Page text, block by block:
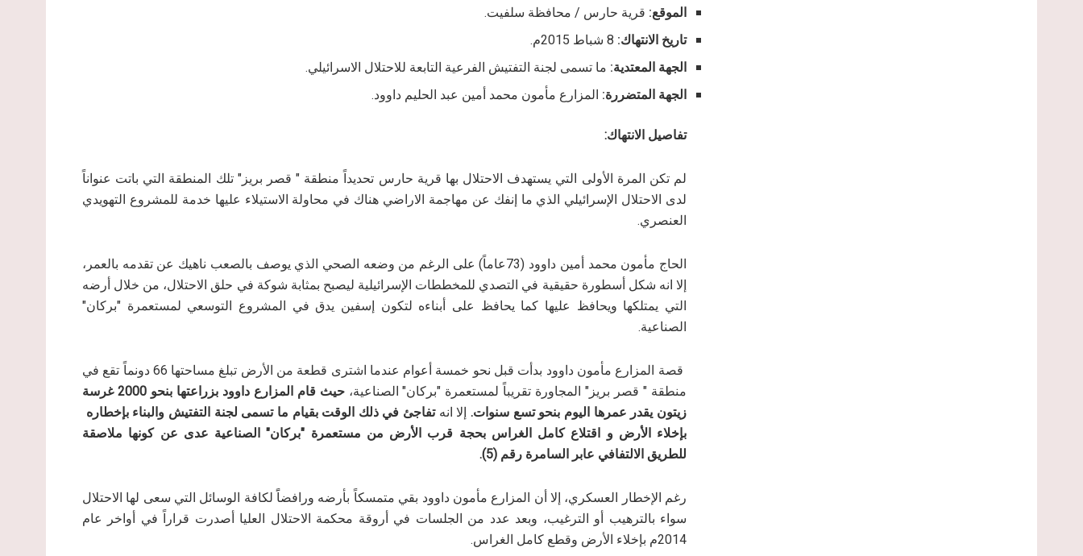
الموقع: قرية حارس / محافظة سلفيت.
تاريخ الانتهاك:
الجهة المعتدية: ما تسمى لجنة التفتيش الفرعية التابعة للاحتلال الاسرائيلي.
الجهة المتضررة: المزارع مأمون محمد أمين عبد الحليم داوود.
تفاصيل الانتهاك:
لم تكن المرة الأولى التي يستهدف الاحتلال بها قرية حارس تحديداً منطقة " قصر بريز" تلك المنطقة التي باتت عنواناً
لدى الاحتلال الإسرائيلي الذي ما إنفك عن مهاجمة الاراضي هناك في محاولة الاستيلاء عليها خدمة للمشروع التهويدي
العنصري.
الحاج مأمون محمد أمين داوود (73عاماً) على الرغم من وضعه الصحي الذي يوصف بالصعب ناهيك عن تقدمه بالعمر،
إلا انه شكل أسطورة حقيقية في التصدي للمخططات الإسرائيلية ليصبح بمثابة شوكة في حلق الاحتلال، من خلال أرضه
التي يمتلكها ويحافظ عليها كما يحافظ على أبناءه لتكون إسفين يدق في المشروع التوسعي لمستعمرة "بركان"
الصناعية.
قصة المزارع مأمون داوود بدأت قبل نحو خمسة أعوام عندما اشترى قطعة من الأرض تبلغ مساحتها 66 دونماً تقع في
منطقة " قصر بريز" المجاورة تقريباً لمستعمرة "بركان" الصناعية،
حيث قام المزارع داوود بزراعتها بنحو 2000 غرسة
زيتون يقدر عمرها اليوم بنحو تسع سنوات. إلا انهتفاجئ في ذلك الوقت بقيام ما تسمى لجنة التفتيش والبناء بإخطاره
بإخلاء الأرض و اقتلاع كامل الغراس بحجة قرب الأرض من مستعمرة "بركان" الصناعية عدى عن كونها ملاصقة
للطريق الالتفافي عابر السامرة رقم (5).
رغم الإخطار العسكري، إلا أن المزارع مأمون داوود بقي متمسكاً بأرضه ورافضاًَ لكافة الوسائل التي سعى لها الاحتلال
سواء بالترهيب أو الترغيب، وبعد عدد من الجلسات في أروقة محكمة الاحتلال العليا أصدرت قراراً في أواخر عام
2014م بإخلاء الأرض وقطع كامل الغراس.